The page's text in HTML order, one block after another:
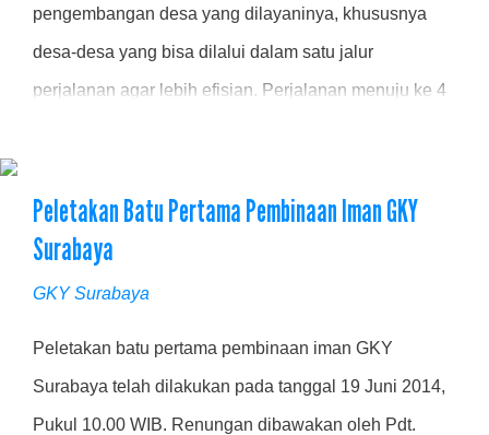
pengembangan desa yang dilayaninya, khususnya
desa-desa yang bisa dilalui dalam satu jalur
perjalanan agar lebih efisian. Perjalanan menuju ke 4
Peletakan Batu Pertama Pembinaan Iman GKY
Surabaya
GKY Surabaya
Peletakan batu pertama pembinaan iman GKY
Surabaya telah dilakukan pada tanggal 19 Juni 2014,
Pukul 10.00 WIB. Renungan dibawakan oleh Pdt.